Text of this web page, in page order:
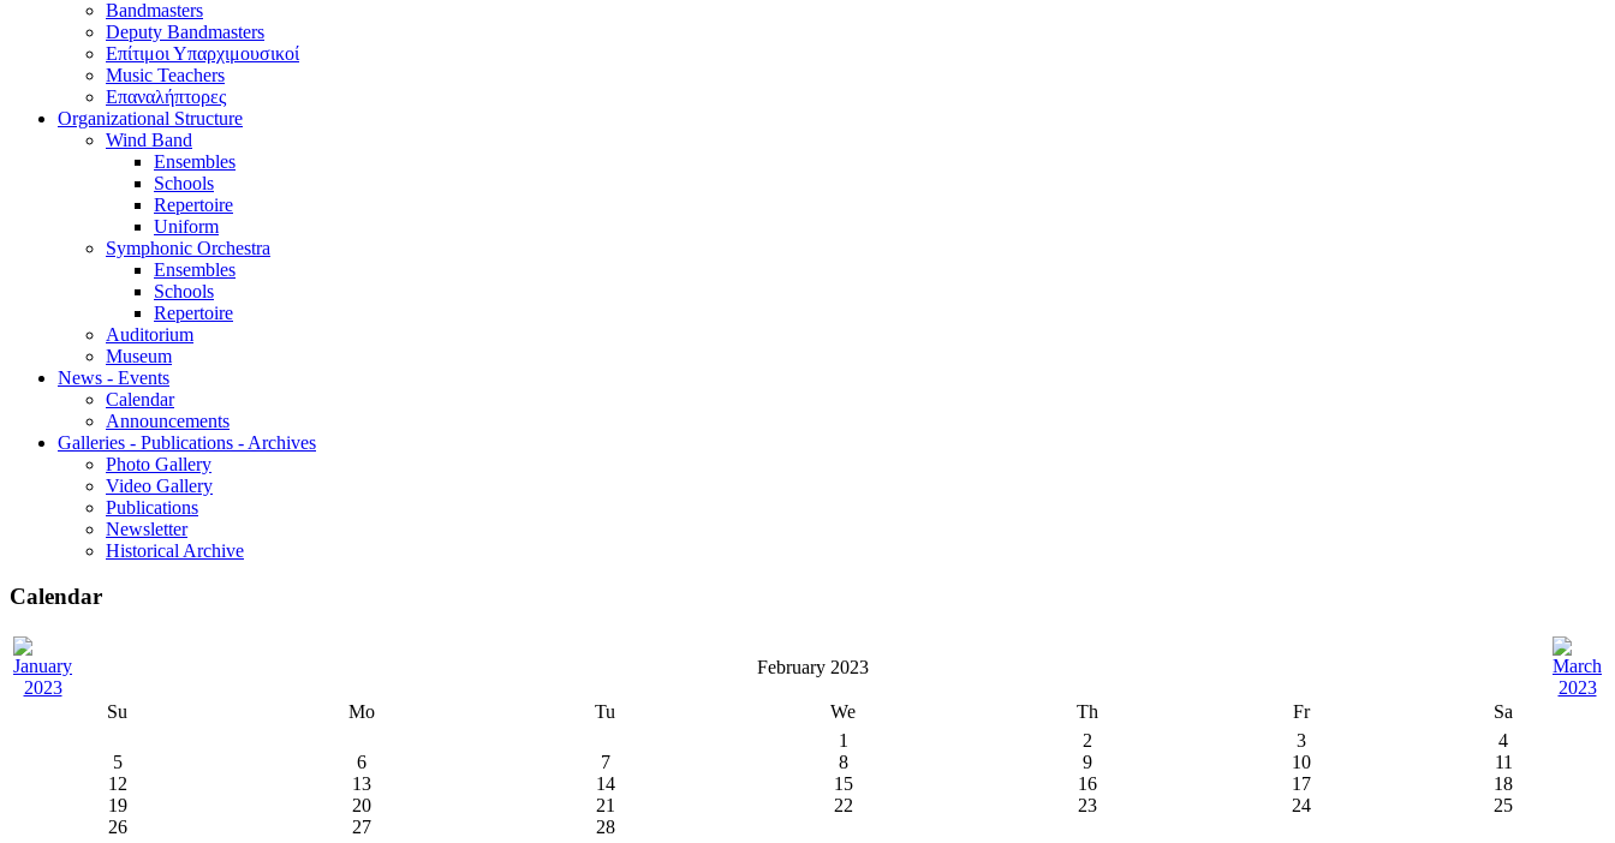
Bandmasters
Deputy Bandmasters
Επίτιμοι Υπαρχιμουσικοί
Music Teachers
Επαναλήπτορες
Organizational Structure
Wind Band
Ensembles
Schools
Repertoire
Uniform
Symphonic Orchestra
Ensembles
Schools
Repertoire
Auditorium
Museum
News - Events
Calendar
Announcements
Galleries - Publications - Archives
Photo Gallery
Video Gallery
Publications
Newsletter
Historical Archive
Calendar
February 2023
Su Mo Tu We Th Fr
Sa
1
2 3
4
5
6 7 8 9 10
11
12
13 14 15 16 17
18
19
20 21 22 23 24
25
26
27 28